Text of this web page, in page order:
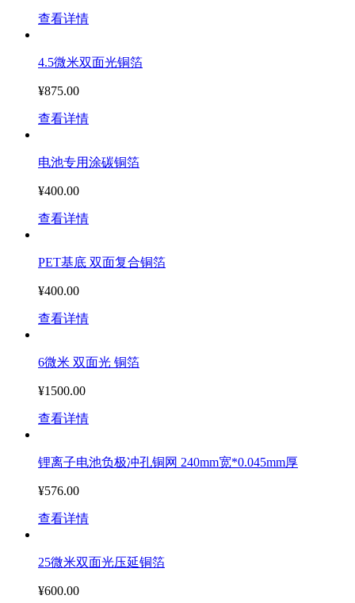
查看详情
4.5微米双面光铜箔
¥875.00
查看详情
电池专用涂碳铜箔
¥400.00
查看详情
PET基底 双面复合铜箔
¥400.00
查看详情
6微米 双面光 铜箔
¥1500.00
查看详情
锂离子电池负极冲孔铜网 240mm宽*0.045mm厚
¥576.00
查看详情
25微米双面光压延铜箔
¥600.00